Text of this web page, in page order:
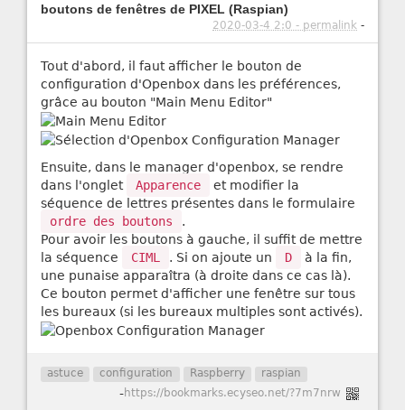
boutons de fenêtres de PIXEL (Raspian)
2020-03-4 2:0 - permalink -
Tout d'abord, il faut afficher le bouton de
configuration d'Openbox dans les préférences,
grâce au bouton "Main Menu Editor"
Ensuite, dans le manager d'openbox, se rendre
dans l'onglet
Apparence
et modifier la
séquence de lettres présentes dans le formulaire
ordre des boutons
.
Pour avoir les boutons à gauche, il suffit de mettre
la séquence
CIML . Si on ajoute un D
à la fin,
une punaise apparaîtra (à droite dans ce cas là).
Ce bouton permet d'afficher une fenêtre sur tous
les bureaux (si les bureaux multiples sont activés).
astuce configuration Raspberry raspian
-https://bookmarks.ecyseo.net/?7m7nrw